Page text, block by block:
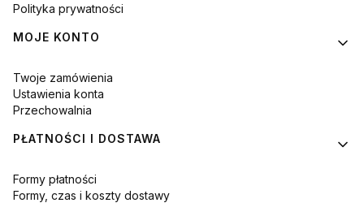
Polityka prywatności
MOJE KONTO
Twoje zamówienia
Ustawienia konta
Przechowalnia
PŁATNOŚCI I DOSTAWA
Formy płatności
Formy, czas i koszty dostawy